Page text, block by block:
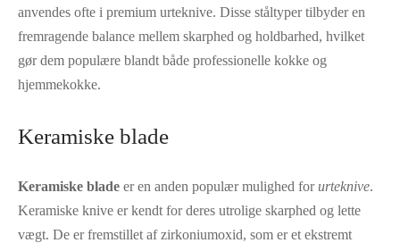
anvendes ofte i premium urteknive. Disse ståltyper tilbyder en
fremragende balance mellem skarphed og holdbarhed, hvilket
gør dem populære blandt både professionelle kokke og
hjemmekokke.
Keramiske blade
Keramiske blade er en anden populær mulighed forurteknive.
Keramiske knive er kendt for deres utrolige skarphed og lette
vægt. De er fremstillet af zirkoniumoxid, som er et ekstremt